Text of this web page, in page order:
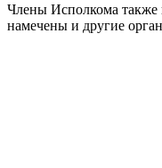
Члены Исполкома также
наме­чены и другие